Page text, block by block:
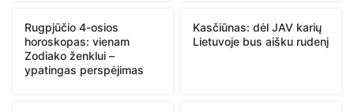
Rugpjūčio 4-osios
horoskopas: vienam
Zodiako ženklui –
ypatingas perspėjimas
Kasčiūnas: dėl JAV karių
Lietuvoje bus aišku rudenį